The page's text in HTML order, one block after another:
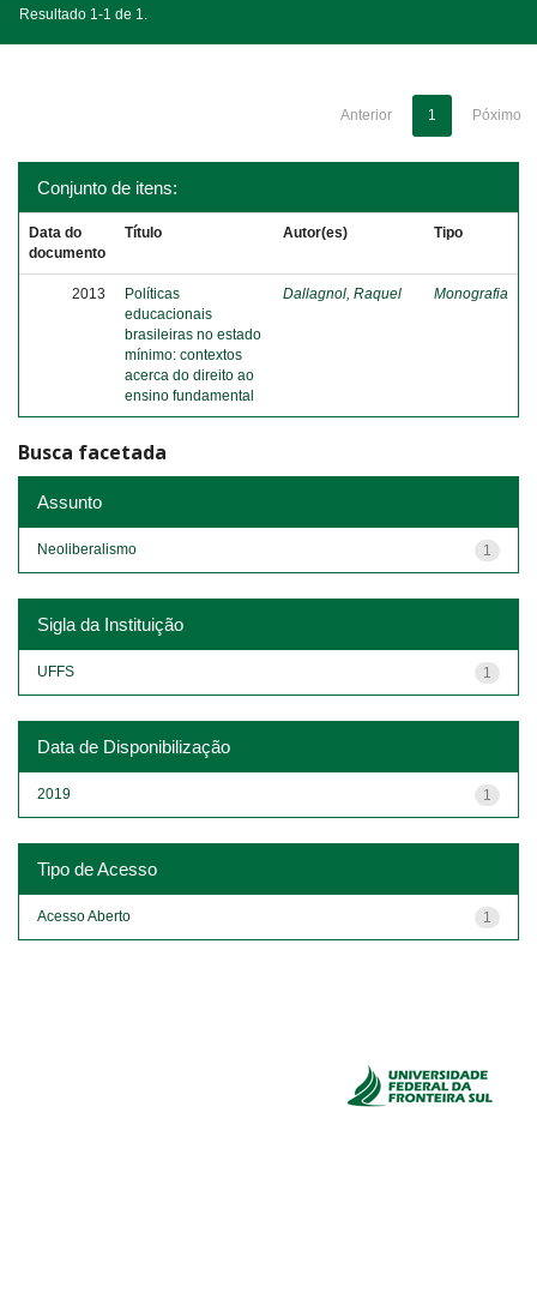
Resultado 1-1 de 1.
Anterior 1 Póximo
Conjunto de itens:
Data do
documento
Título Autor(es) Tipo
2013
Políticas
educacionais
brasileiras no estado
mínimo: contextos
acerca do direito ao
ensino fundamental
Dallagnol, Raquel Monografia
Busca facetada
Assunto
1
Neoliberalismo
Sigla da Instituição
1
UFFS
Data de Disponibilização
1
2019
Tipo de Acesso
1
Acesso Aberto